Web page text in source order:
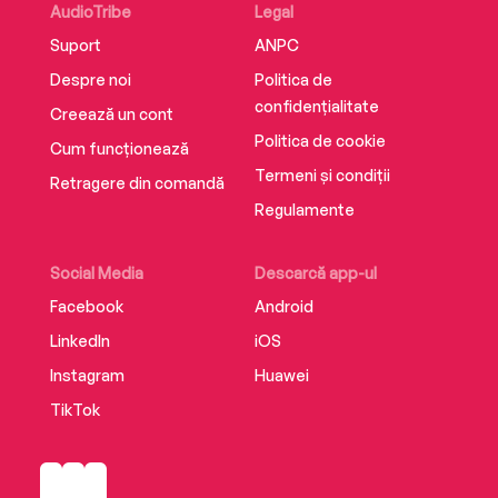
AudioTribe
Suport
Despre noi
Creează un cont
Cum funcționează
Retragere din comandă
Social Media
Facebook
LinkedIn
Instagram
TikTok
Descarcă app-ul
Android
iOS
Huawei
Legal
ANPC
Politica de
confidențialitate
Politica de cookie
Termeni și condiții
Regulamente